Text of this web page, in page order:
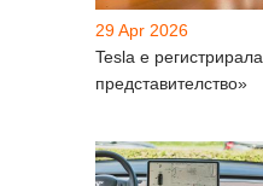
29 Apr 2026
Tesla е регистрирала
представителство»